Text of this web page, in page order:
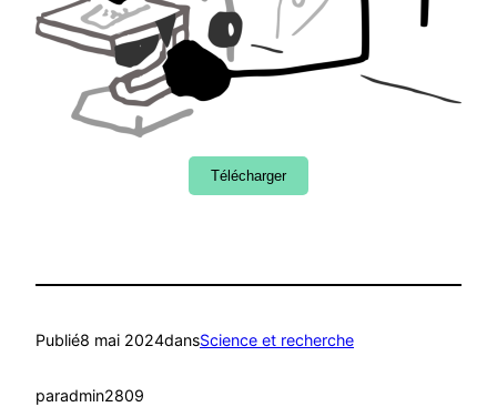
Télécharger
Publié8 mai 2024dansScience et recherche
paradmin2809